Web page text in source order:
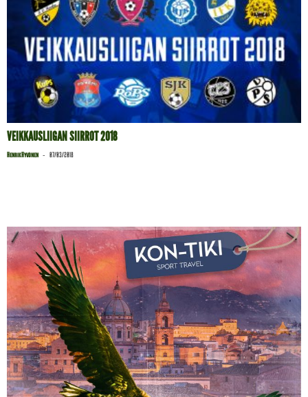
VEIKKAUSLIIGAN SIIRROT 2018
Henrik Hyvönen - 07/03/2018